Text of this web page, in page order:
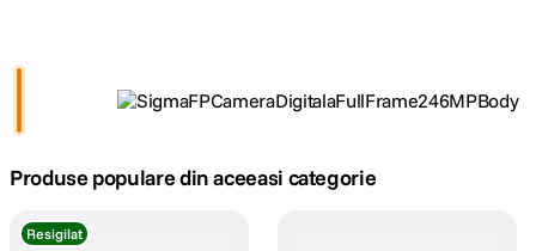
4. peak design
5.
Produse populare din aceeasi categorie
Resigilat